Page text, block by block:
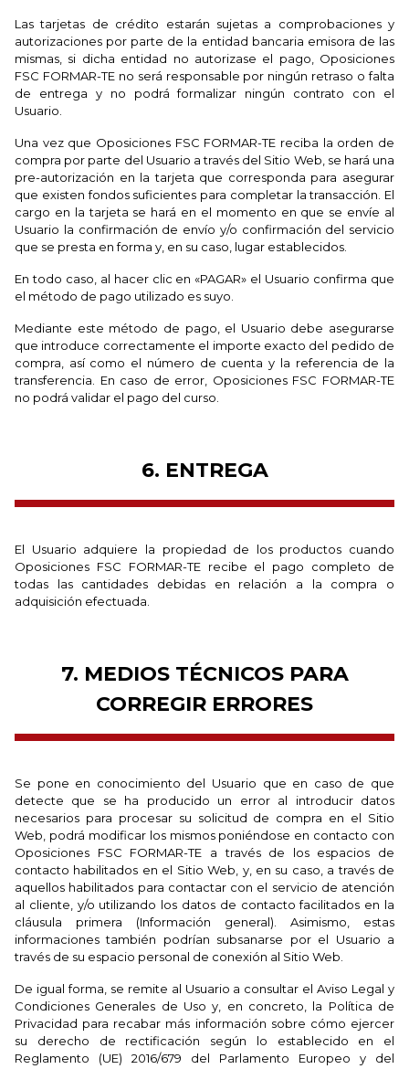
Las tarjetas de crédito estarán sujetas a comprobaciones y
autorizaciones por parte de la entidad bancaria emisora de las
mismas, si dicha entidad no autorizase el pago, Oposiciones
FSC FORMAR-TE no será responsable por ningún retraso o falta
de entrega y no podrá formalizar ningún contrato con el
Usuario.
Una vez que Oposiciones FSC FORMAR-TE reciba la orden de
compra por parte del Usuario a través del Sitio Web, se hará una
pre-autorización en la tarjeta que corresponda para asegurar
que existen fondos suficientes para completar la transacción. El
cargo en la tarjeta se hará en el momento en que se envíe al
Usuario la confirmación de envío y/o confirmación del servicio
que se presta en forma y, en su caso, lugar establecidos.
En todo caso, al hacer clic en «PAGAR» el Usuario confirma que
el método de pago utilizado es suyo.
Mediante este método de pago, el Usuario debe asegurarse
que introduce correctamente el importe exacto del pedido de
compra, así como el número de cuenta y la referencia de la
transferencia. En caso de error, Oposiciones FSC FORMAR-TE
no podrá validar el pago del curso.
6. ENTREGA
El Usuario adquiere la propiedad de los productos cuando
Oposiciones FSC FORMAR-TE recibe el pago completo de
todas las cantidades debidas en relación a la compra o
adquisición efectuada.
7. MEDIOS TÉCNICOS PARA
CORREGIR ERRORES
Se pone en conocimiento del Usuario que en caso de que
detecte que se ha producido un error al introducir datos
necesarios para procesar su solicitud de compra en el Sitio
Web, podrá modificar los mismos poniéndose en contacto con
Oposiciones FSC FORMAR-TE a través de los espacios de
contacto habilitados en el Sitio Web, y, en su caso, a través de
aquellos habilitados para contactar con el servicio de atención
al cliente, y/o utilizando los datos de contacto facilitados en la
cláusula primera (Información general). Asimismo, estas
informaciones también podrían subsanarse por el Usuario a
través de su espacio personal de conexión al Sitio Web.
De igual forma, se remite al Usuario a consultar el Aviso Legal y
Condiciones Generales de Uso y, en concreto, la Política de
Privacidad para recabar más información sobre cómo ejercer
su derecho de rectificación según lo establecido en el
Reglamento (UE) 2016/679 del Parlamento Europeo y del